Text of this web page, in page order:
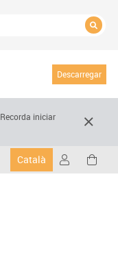
Descarregar
Recorda iniciar
Català